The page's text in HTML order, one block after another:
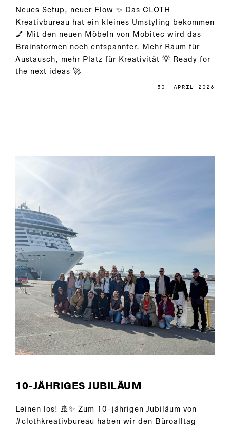
Neues Setup, neuer Flow ✨ Das CLOTH
Kreativbureau hat ein kleines Umstyling bekommen
💅 Mit den neuen Möbeln von Mobitec wird das
Brainstormen noch entspannter. Mehr Raum für
Austausch, mehr Platz für Kreativität 💡 Ready for
the next ideas 🚀
30. APRIL 2026
10-JÄHRIGES JUBILÄUM
Leinen los! 🚢✨ Zum 10-jährigen Jubiläum von
#clothkreativbureau haben wir den Büroalltag